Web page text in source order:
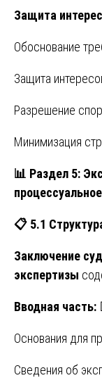
Защита
Обоснование
Защита
Разрешение
Минимизация
📊 Раздел 5:
📋 5.1
Заключение
экспертизы
Вводная часть:
Основания для
Сведения об